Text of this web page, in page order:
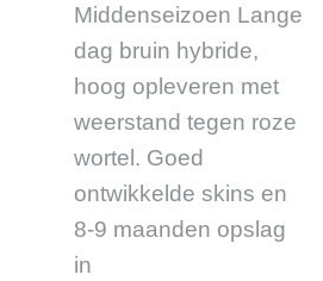
Middenseizoen Lange
dag bruin hybride,
hoog opleveren met
weerstand tegen roze
wortel. Goed
ontwikkelde skins en
8-9 maanden opslag
in